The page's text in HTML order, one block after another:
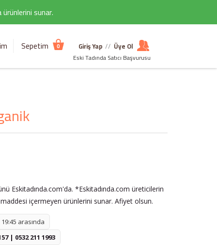
sunar.
Sepetim 0 Giriş Yap // Üye Ol
Eski Tadında Satıcı Başvurusu
Eskitadında.com'da. *Eskitadında.com üreticilerin
içermeyen ürünlerini sunar. Afiyet olsun.
19:45 arasında
| 0532 211 1993